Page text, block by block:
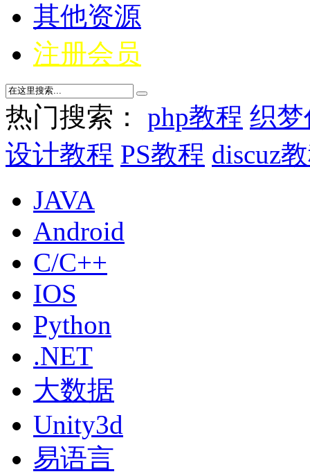
其他资源
注册会员
热门搜索： php教程 织
设计教程 PS教程 discuz
JAVA
Android
C/C++
IOS
Python
.NET
大数据
Unity3d
易语言